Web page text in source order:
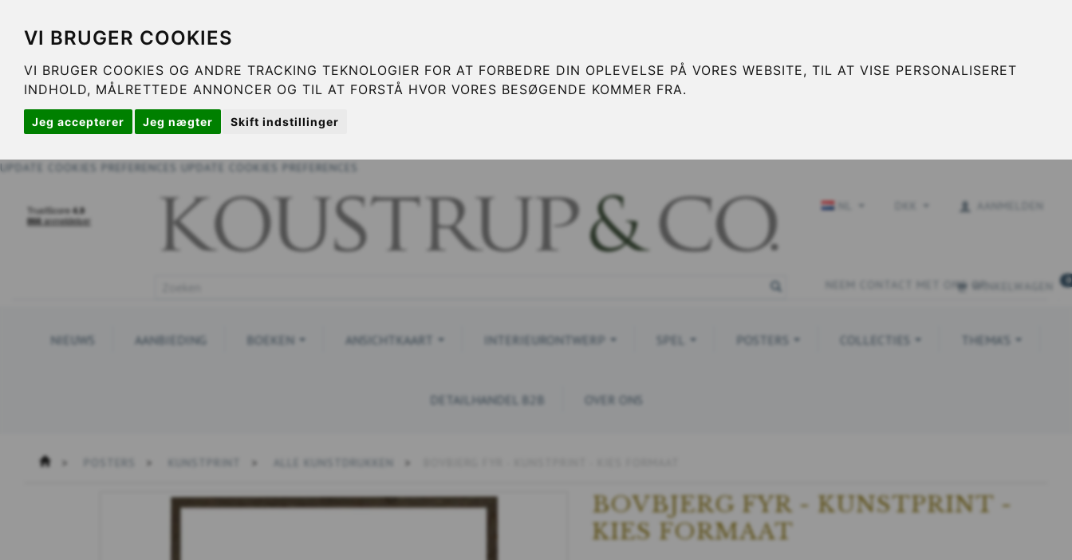
VI BRUGER COOKIES
VI BRUGER COOKIES OG ANDRE TRACKING TEKNOLOGIER FOR AT FORBEDRE DIN OPLEVELSE PÅ VORES WEBSITE, TIL AT VISE PERSONALISERET
INDHOLD, MÅLRETTEDE ANNONCER OG TIL AT FORSTÅ HVOR VORES BESØGENDE KOMMER FRA.
Jeg accepterer Jeg nægter Skift indstillinger
UPDATE COOKIES PREFERENCES UPDATE COOKIES PREFERENCES
NEEM CONTACT MET ONS OPWINKELWAGEN 0
NIEUWS AANBIEDING BOEKEN ANSICHTKAART INTERIEURONTWERP SPEL POSTERS COLLECTIES THEMA'S
DETAILHANDEL B2B OVER ONS
BOVBJERG FYR - KUNSTPRINT -
KIES FORMAAT